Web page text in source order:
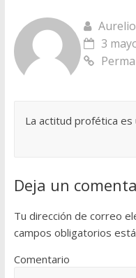
Aurelio
3
La actitud profética es
Deja un
Tu dirección de correo
campos obligatorios
Comentario